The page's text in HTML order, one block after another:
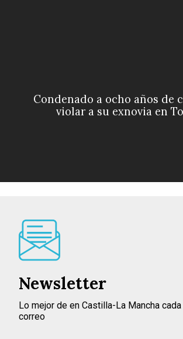
Condenado a ocho años de
violar a su exnovia en
Newsletter
Lo mejor de en Castilla-La Mancha
correo